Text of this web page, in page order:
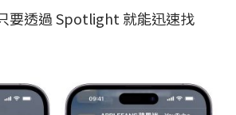
要透過 Spotlight 就能迅速找